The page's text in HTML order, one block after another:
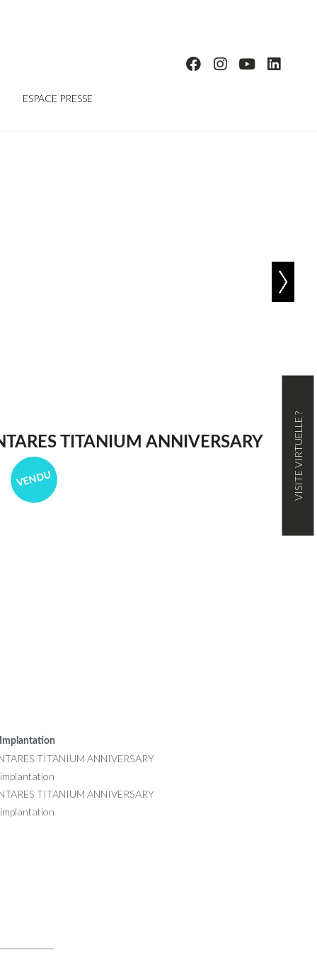
ESPACE PRESSE
VENDU
TITANIUM ANNIVERSARY
Implantation
VISITE VIRTUELLE ?